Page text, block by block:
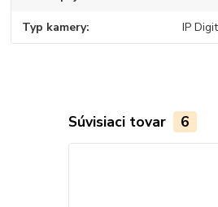
Typ kamery IP
Súvisiaci tovar 6